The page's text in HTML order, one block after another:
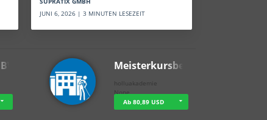
JUNI 6, 2026 | 3 MINUTEN LESEZEIT
Meisterkursbegl…
holluakademie
None
Ab 80,89 USD